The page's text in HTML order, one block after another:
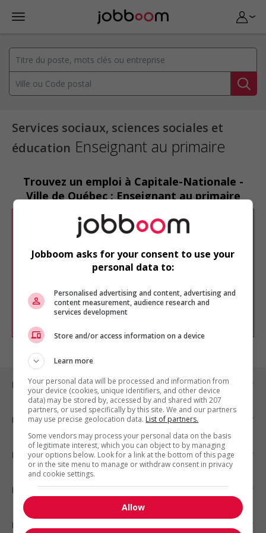
Services sociaux, sciences sociales et
éducation Enseignant au primaire
Trouvez un emploi à Capitale-Nationale -
Ville de Québec : Enseignant au primaire
Désolé, cette recherche n'a produit aucun
résultat.
Veuillez faire une nouvelle recherche.
Vous pouvez en tout temps utiliser nos
chercher un poste selon votre profil
d'intérêt en emploi en vousinscrivant
comme membre Jobboom.
Emplois par ville
Emplois par secteur
Emplois par statut
Emplois par type
Nos suggestions
Jobboom asks for your consent to use your
personal data to:
Personalised advertising and content, advertising and
content measurement, audience research and
services development
Store and/or access information on a device
Learn more
Your personal data will be processed and information from
your device (cookies, unique identifiers, and other device
data) may be stored by, accessed by and shared with 207
partners, or used specifically by this site. We and our partners
may use precise geolocation data. List of partners.
Some vendors may process your personal data on the basis
of legitimate interest, which you can object to by managing
your options below. Look for a link at the bottom of this page
or in the site menu to manage or withdraw consent in privacy
and cookie settings.
Allow